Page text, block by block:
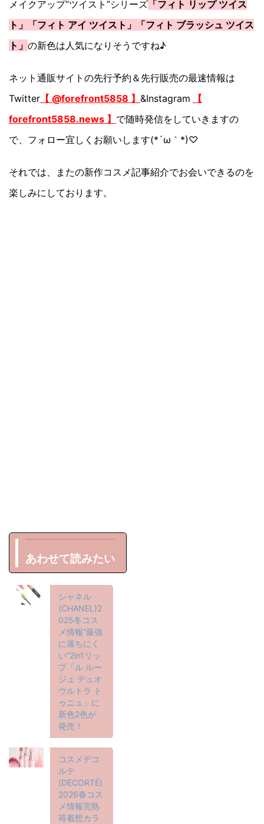
メイクアップ“ツイスト”シリーズ 「フィト リップ ツイス
ト」「フィト アイ ツイスト」「フィト ブラッシュ ツイス
ト」 の新色は人気になりそうですね♪
ネット通販サイトの先行予約＆先行販売の最速情報は
Twitter 【 @forefront5858 】 &Instagram
【
forefront5858.news 】 で随時発信をしていきますの
で、フォロー宜しくお願いします(*´ω｀*)♡
それでは、またの新作コスメ記事紹介でお会いできるのを
楽しみにしております。
あわせて読みたい
シャネル
(CHANEL)2
025冬コス
メ情報“最強
に落ちにく
い”2in1リッ
プ「ル ルー
ジュ デュオ
ウルトラ ト
ゥニュ」に
新色2色が
発売！
コスメデコ
ルテ
(DECORTÉ)
2026春コス
メ情報完熟
苺着想カラ